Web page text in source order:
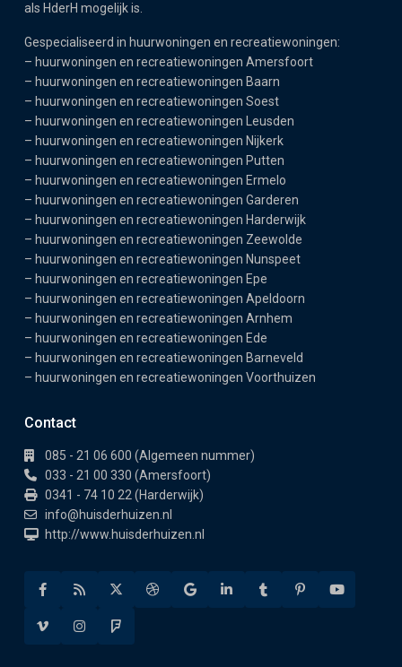
als HderH mogelijk is.
Gespecialiseerd in huurwoningen en recreatiewoningen:
– huurwoningen en recreatiewoningen Amersfoort
– huurwoningen en recreatiewoningen Baarn
– huurwoningen en recreatiewoningen Soest
– huurwoningen en recreatiewoningen Leusden
– huurwoningen en recreatiewoningen Nijkerk
– huurwoningen en recreatiewoningen Putten
– huurwoningen en recreatiewoningen Ermelo
– huurwoningen en recreatiewoningen Garderen
– huurwoningen en recreatiewoningen Harderwijk
– huurwoningen en recreatiewoningen Zeewolde
– huurwoningen en recreatiewoningen Nunspeet
– huurwoningen en recreatiewoningen Epe
– huurwoningen en recreatiewoningen Apeldoorn
– huurwoningen en recreatiewoningen Arnhem
– huurwoningen en recreatiewoningen Ede
– huurwoningen en recreatiewoningen Barneveld
– huurwoningen en recreatiewoningen Voorthuizen
Contact
085 - 21 06 600 (Algemeen nummer)
033 - 21 00 330 (Amersfoort)
0341 - 74 10 22 (Harderwijk)
info@huisderhuizen.nl
http://www.huisderhuizen.nl